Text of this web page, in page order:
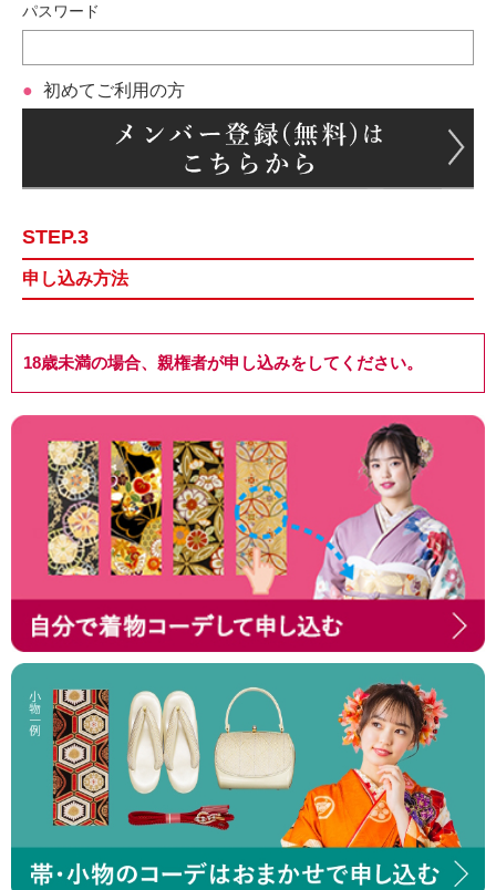
パスワード
初めてご利用の方
STEP.3
申し込み方法
18歳未満の場合、親権者が申し込みをしてください。